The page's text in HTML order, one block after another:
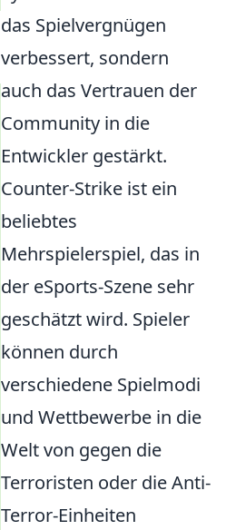
das Spielvergnügen
verbessert, sondern
auch das Vertrauen der
Community in die
Entwickler gestärkt.
Counter-Strike ist ein
beliebtes
Mehrspielerspiel, das in
der eSports-Szene sehr
geschätzt wird. Spieler
können durch
verschiedene Spielmodi
und Wettbewerbe in die
Welt von gegen die
Terroristen oder die Anti-
Terror-Einheiten